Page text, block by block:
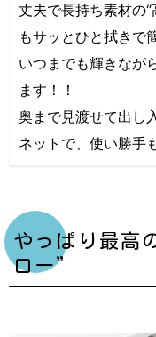
丈夫で長持ち素材の
もサッとひと拭きで
いつまでも輝きなが
ます！！
奥まで見渡せて出し
ネットで、使い勝手
やっぱり最高
ロー”